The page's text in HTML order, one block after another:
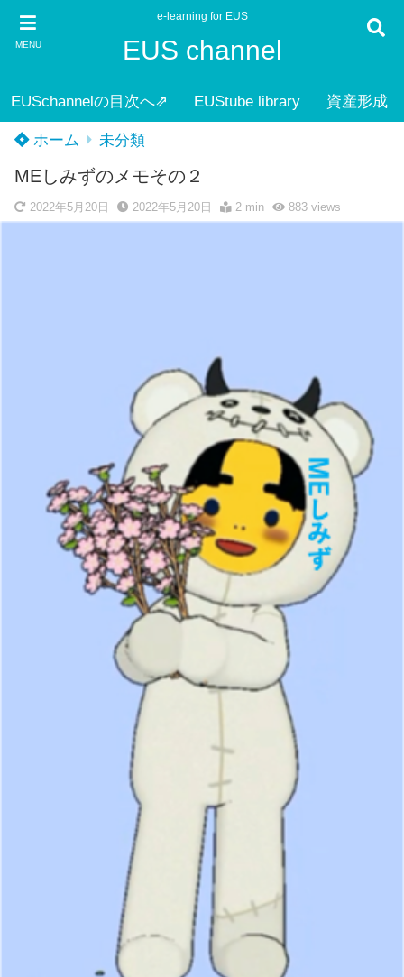
MENU
e-learning for EUS
EUS channel
EUSchannelの目次へ⇗ EUStube library 資産形成
ホーム 未分類
MEしみずのメモその２
2022年5月20日 2022年5月20日 2 min 883views